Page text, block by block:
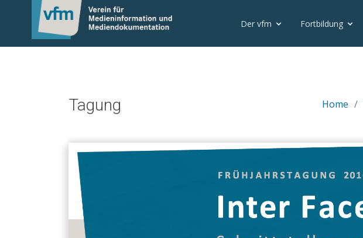
Der vfm Fortbildung
Tagung Home